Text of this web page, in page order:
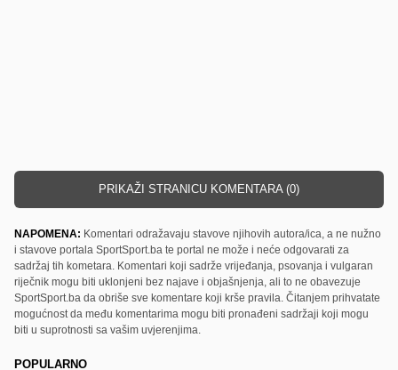
PRIKAŽI STRANICU KOMENTARA (0)
NAPOMENA: Komentari odražavaju stavove njihovih autora/ica, a ne nužno
i stavove portala SportSport.ba te portal ne može i neće odgovarati za
sadržaj tih kometara. Komentari koji sadrže vrijeđanja, psovanja i vulgaran
riječnik mogu biti uklonjeni bez najave i objašnjenja, ali to ne obavezuje
SportSport.ba da obriše sve komentare koji krše pravila. Čitanjem prihvatate
mogućnost da među komentarima mogu biti pronađeni sadržaji koji mogu
biti u suprotnosti sa vašim uvjerenjima.
POPULARNO